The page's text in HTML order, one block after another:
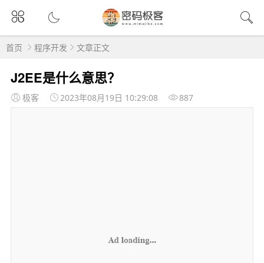
首页 程序开发 文章正文
J2EE是什么意思？
极客 2023年08月19日 10:29:08 887